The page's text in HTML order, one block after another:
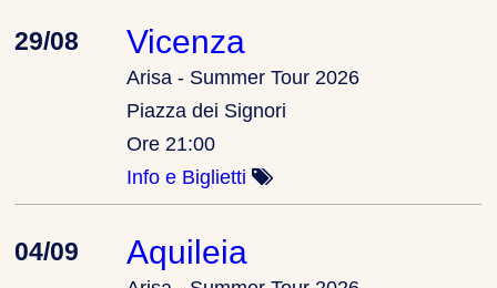
29/08 Vicenza
Arisa - Summer Tour 2026
Piazza dei Signori
Ore 21:00
Info e Biglietti
04/09 Aquileia